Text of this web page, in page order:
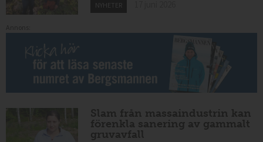
NYHETER
Slam från massaindustrin kan
förenkla sanering av gammalt
gruvavfall